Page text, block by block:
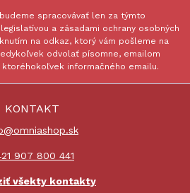
spracovávať len za týmto
a zásadami ochrany osobných
na odkaz, ktorý vám pošleme na
odvolať písomne, emailom
informačného emailu.
KONTAKT
907 800 441
všekty kontakty